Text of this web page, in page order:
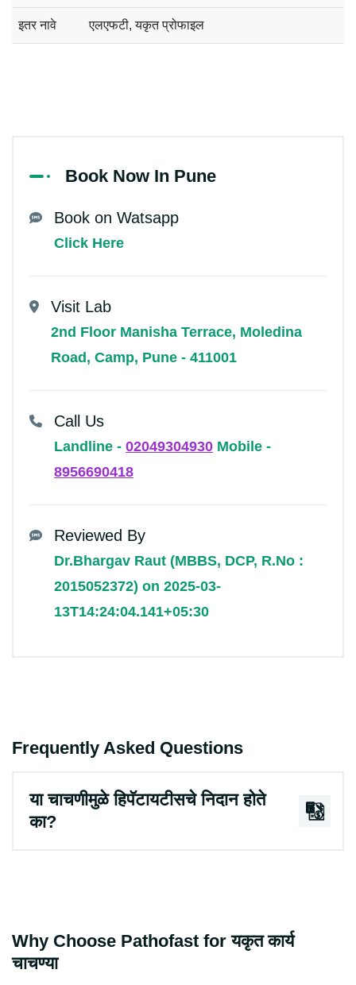
इतर नावे एलएफटी, यकृत प्रोफाइल
Book Now In Pune
Book on Watsapp
Click Here
Visit Lab
2nd Floor Manisha Terrace, Moledina
Road, Camp, Pune - 411001
Call Us
Landline - 02049304930 Mobile -
8956690418
Reviewed By
Dr.Bhargav Raut (MBBS, DCP, R.No :
2015052372) on 2025-03-
13T14:24:04.141+05:30
Frequently Asked Questions
या चाचणीमुळे हिपॅटायटीसचे निदान होते
का?
Why Choose Pathofast for यकृत कार्य
चाचण्या